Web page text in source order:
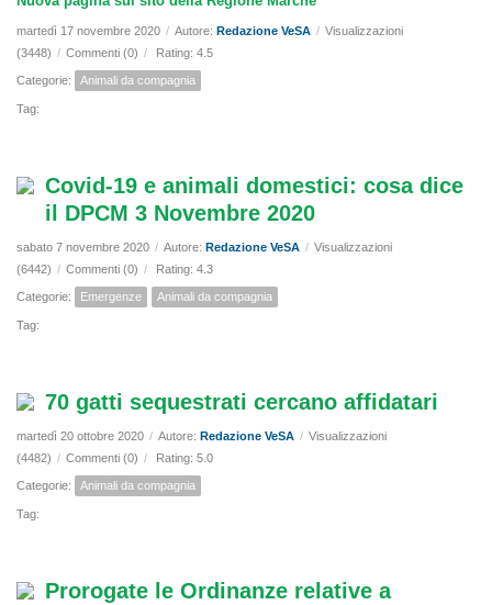
martedì 17 novembre 2020 / Autore: Redazione VeSA / Visualizzazioni
(3448) / Commenti (0) / Rating: 4.5
Categorie: Animali da compagnia
Tag:
Covid-19 e animali domestici: cosa dice
il DPCM 3 Novembre 2020
sabato 7 novembre 2020 / Autore: Redazione VeSA / Visualizzazioni
(6442) / Commenti (0) / Rating: 4.3
Categorie: Emergenze Animali da compagnia
Tag:
70 gatti sequestrati cercano affidatari
martedì 20 ottobre 2020 / Autore: Redazione VeSA / Visualizzazioni
(4482) / Commenti (0) / Rating: 5.0
Categorie: Animali da compagnia
Tag:
Prorogate le Ordinanze relative a